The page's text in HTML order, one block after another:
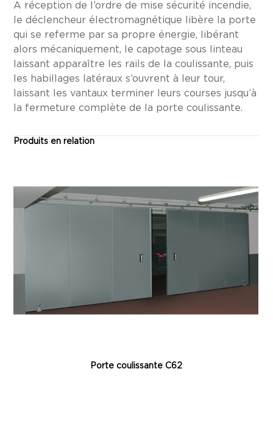
A réception de l’ordre de mise sécurité incendie,
le déclencheur électromagnétique libère la porte
qui se referme par sa propre énergie, libérant
alors mécaniquement, le capotage sous linteau
laissant apparaître les rails de la coulissante, puis
les habillages latéraux s’ouvrent à leur tour,
laissant les vantaux terminer leurs courses jusqu’à
la fermeture complète de la porte coulissante.
Produits en relation
Porte coulissante C62